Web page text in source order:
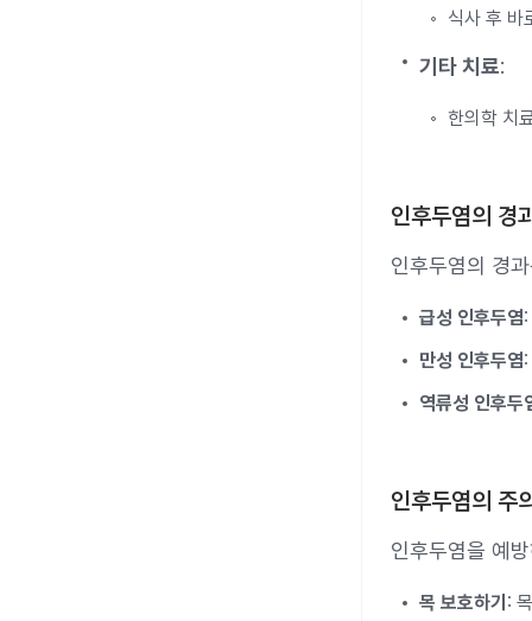
식사 후 바
기타 치료:
한의학 치
인후두염의 경
인후두염의 경
급성 인후두염
만성 인후두염
역류성 인후두
인후두염의 주
인후두염을 예
목 보호하기 :